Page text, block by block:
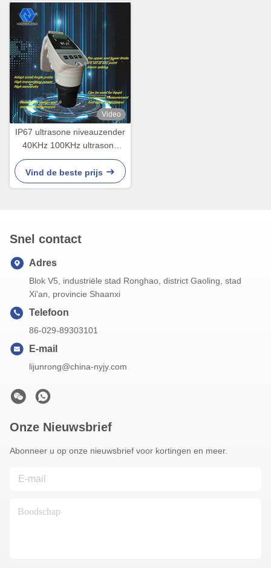
Video
IP67 ultrasone niveauzender
40KHz 100KHz ultrasone
niveausensor voor watertank
Vind de beste prijs
Snel contact
Adres
Blok V5, industriële stad Ronghao, district Gaoling, stad
Xi'an, provincie Shaanxi
Telefoon
86-029-89303101
E-mail
lijunrong@china-nyjy.com
Onze Nieuwsbrief
Abonneer u op onze nieuwsbrief voor kortingen en meer.